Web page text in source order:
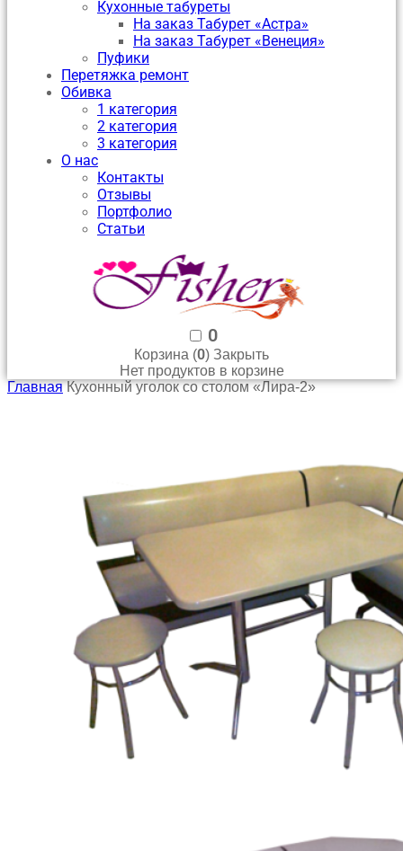
Кухонные табуреты
На заказ Табурет «Астра»
На заказ Табурет «Венеция»
Пуфики
Перетяжка ремонт
Обивка
1 категория
2 категория
3 категория
О нас
Контакты
Отзывы
Портфолио
Статьи
0
Корзина (0) Закрыть
Нет продуктов в корзине
Главная Кухонный уголок со столом «Лира-2»